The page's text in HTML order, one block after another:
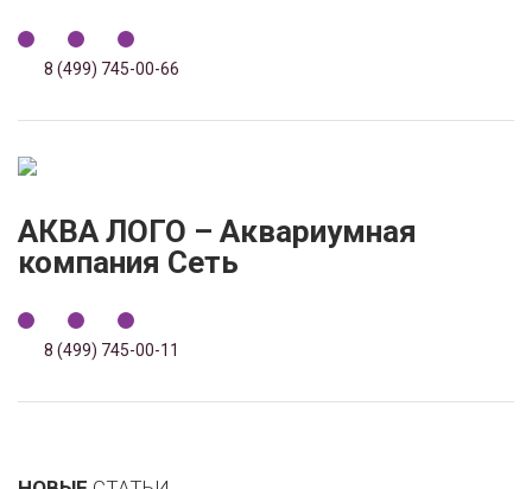
8 (499) 745-00-66
АКВА ЛОГО – Аквариумная
компания Сеть
8 (499) 745-00-11